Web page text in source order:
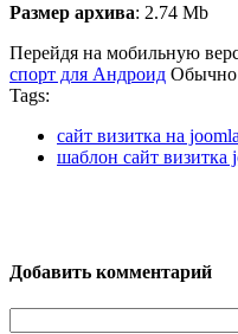
Размер архива: 2.74 Mb
Перейдя на мобильную
спорт для Андроид Обычно
Tags:
сайт визитка на joomla
шаблон сайт визитка
Добавить комментарий